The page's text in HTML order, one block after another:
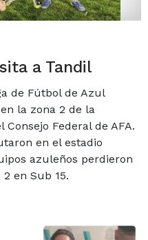
a Tandil
de Fútbol de Azul
la zona 2 de la
Federal de AFA.
en el estadio
azuleños perdieron
en Sub 15.